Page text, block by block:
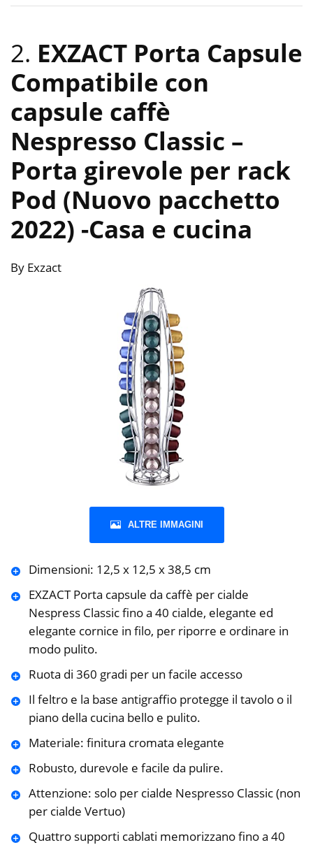
2. EXZACT Porta Capsule
Compatibile con
capsule caffè
Nespresso Classic –
Porta girevole per rack
Pod (Nuovo pacchetto
2022) -Casa e cucina
By Exzact
ALTRE IMMAGINI
Dimensioni: 12,5 x 12,5 x 38,5 cm
EXZACT Porta capsule da caffè per cialde
Nespress Classic fino a 40 cialde, elegante ed
elegante cornice in filo, per riporre e ordinare in
modo pulito.
Ruota di 360 gradi per un facile accesso
Il feltro e la base antigraffio protegge il tavolo o il
piano della cucina bello e pulito.
Materiale: finitura cromata elegante
Robusto, durevole e facile da pulire.
Attenzione: solo per cialde Nespresso Classic (non
per cialde Vertuo)
Quattro supporti cablati memorizzano fino a 40